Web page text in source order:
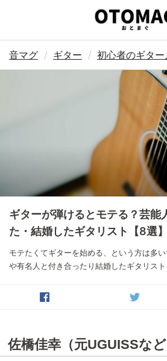
音マグ ギター 初心者のギター
ギターが弾けるとモテる？芸能
た・結婚したギタリスト【8選】
モテたくてギターを始める、という方は多
や有名人と付き合ったり結婚したギタリスト
佐橋佳幸（元UGUISSなど